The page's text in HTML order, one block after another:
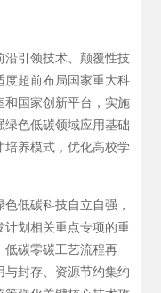
沿引领技术、颠覆性技
超前布局国家重大科
国家创新平台，实施
色低碳领域应用基础
养模式，优化高校学
低碳科技自立自强，
划相关重点专项的重
低碳零碳工艺流程再
封存、资源节约集约